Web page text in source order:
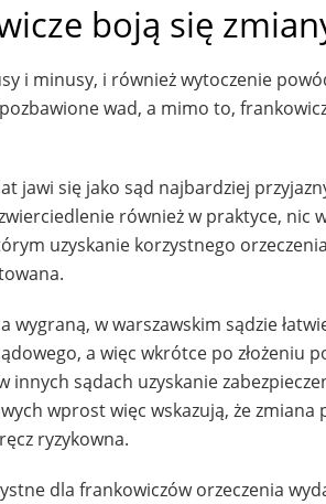
boją się
i minusy, i również wytoczenie
wad, a mimo to,
jawi się jako sąd najbardziej
również w praktyce, nic
uzyskanie korzystnego
wygraną, w warszawskim sądzie
a więc wkrótce po złożeniu
innych sądach uzyskanie
wprost więc wskazują, że
ryzykowna.
dla frankowiczów orzeczenia